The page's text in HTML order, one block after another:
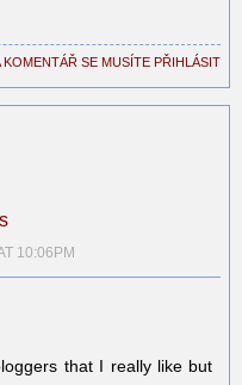
SE MUSÍTE PŘIHLÁSIT
10:06PM
that I really like but